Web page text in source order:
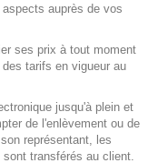
auprès de vos
ses prix à tout moment
tarifs en vigueur au
jusqu'à plein et
de l'enlèvement ou de
représentant, les
transférés au client.